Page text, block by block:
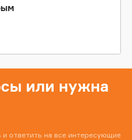
или нужна
ответить на все интересующие